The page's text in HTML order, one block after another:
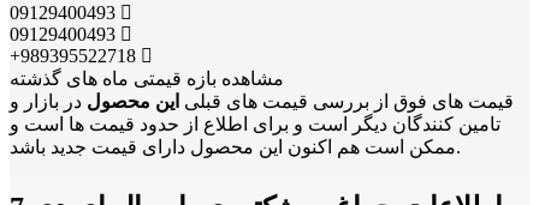
09129400493
09129400493
+989395522718
مشاهده بازه قیمتی ماه های گذشته
قیمت های فوق از بررسی قیمت های قبلی این محصول در بازار و
تامین کنندگان دیگر است و برای اطلاع از حدود قیمت ها است و
ممکن است هم اکنون این محصول دارای قیمت جدید باشد.